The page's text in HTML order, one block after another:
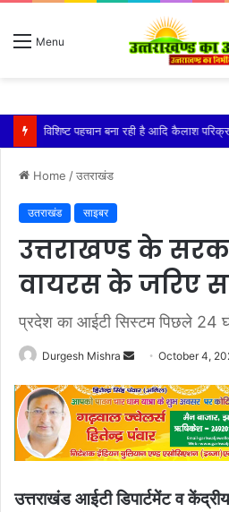
Menu
तेज बारिश से धर्मनगरी हरिद्वार हुई पानी-पानी
Home /उतराखंड
उतराखंड साइबर
उत्तराखण्ड के
वायरस के जरिए
प्रदेश का आईटी सिस्टम पिछले 24
Durgesh Mishra
Send
email
October 4,
उत्तराखंड आईटी डिपार्टमेंट व